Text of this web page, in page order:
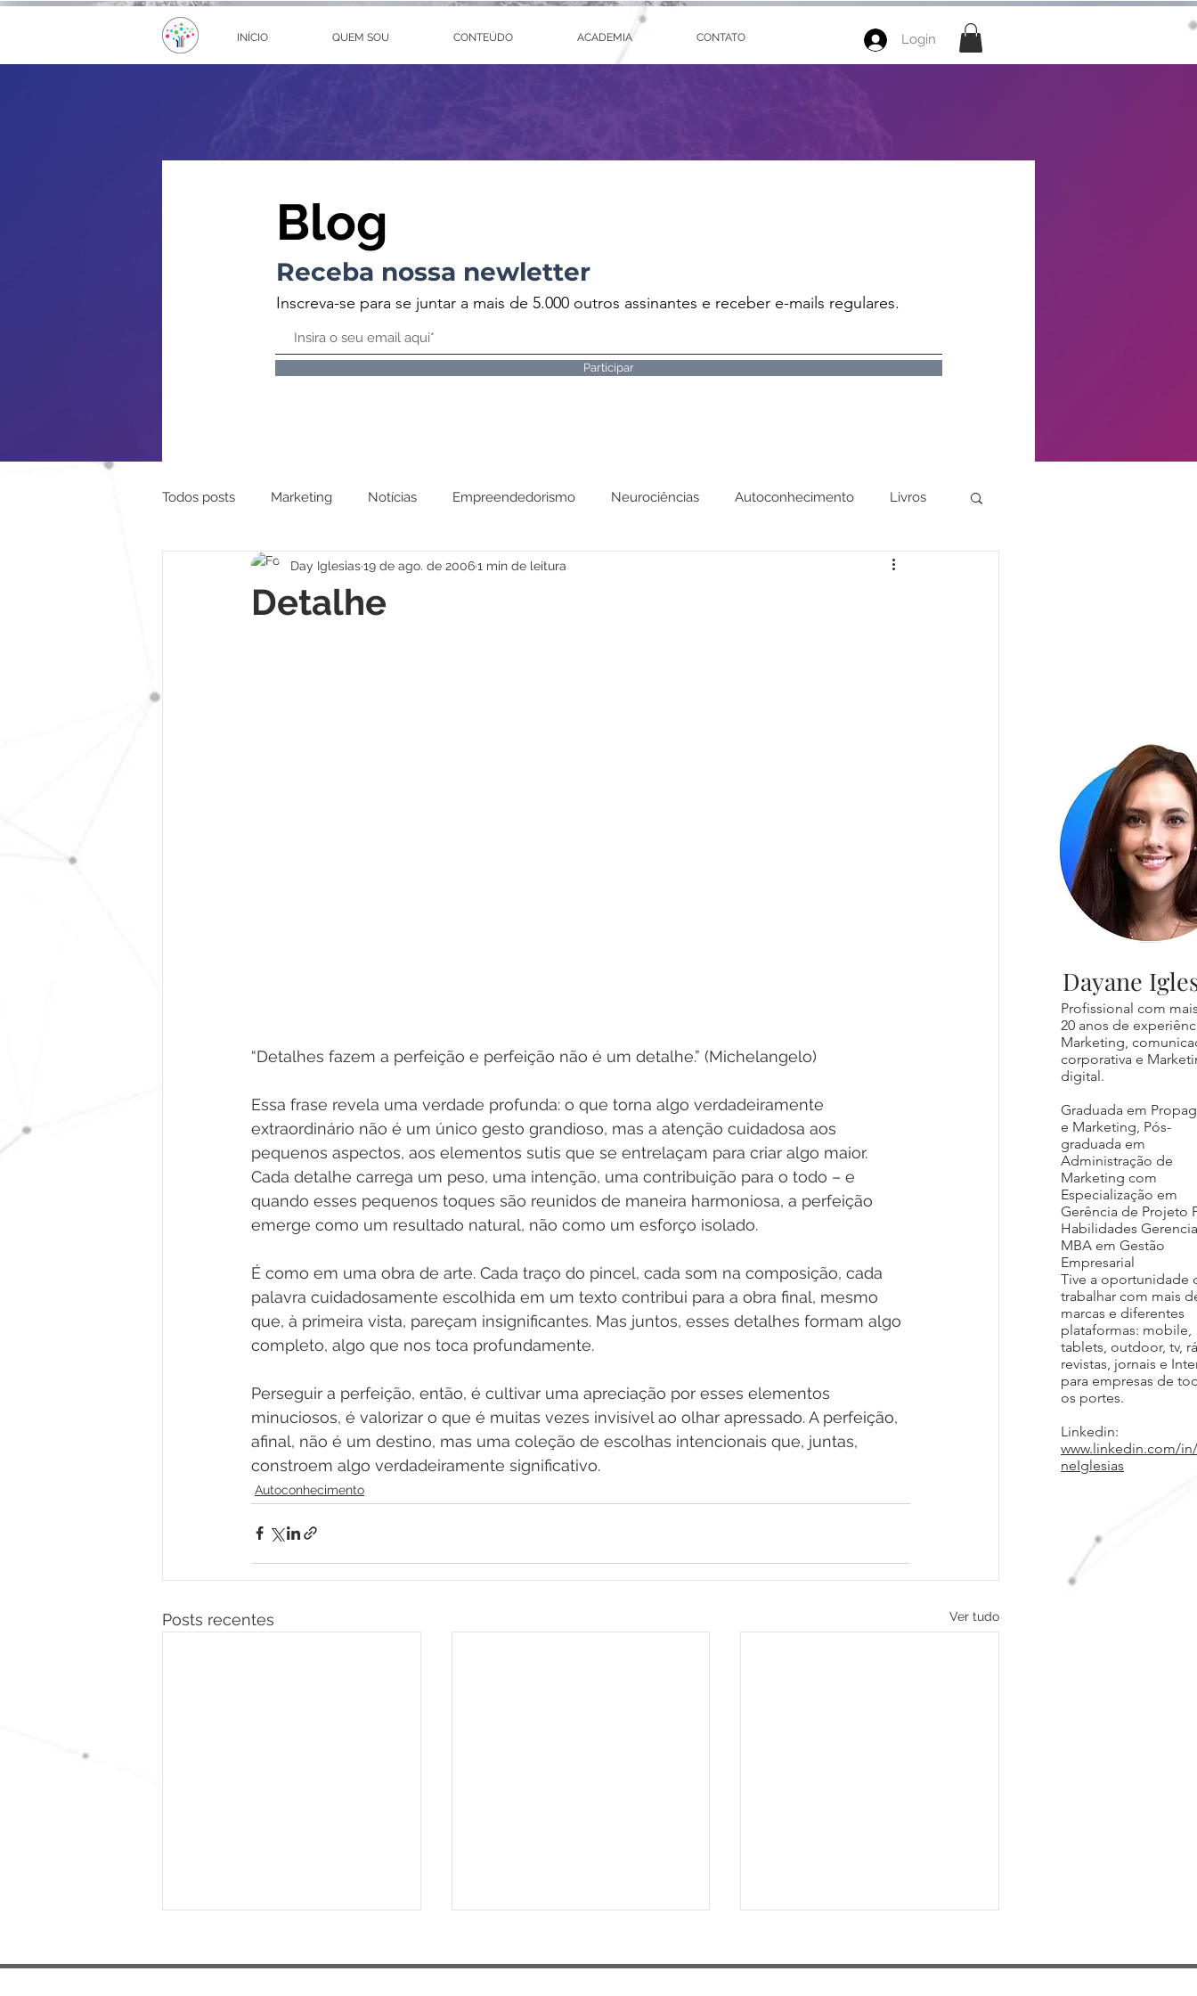
INÍCIO QUEM SOU CONTEÚDO ACADEMIA CONTATO Login
Blog
Receba nossa newletter
Inscreva-se para se juntar a mais de 5.000 outros assinantes e receber e-mails regulares.
Participar
Todos posts Marketing Notícias Empreendedorismo Neurociências Autoconhecimento Livros
Pessoal Mapa Mental Parábolas
Detalhe
Day Iglesias19 de ago. de 20061 min de leitura
“Detalhes fazem a perfeição e perfeição não é um detalhe.” (Michelangelo)
Essa frase revela uma verdade profunda: o que torna algo verdadeiramente
extraordinário não é um único gesto grandioso, mas a atenção cuidadosa aos
pequenos aspectos, aos elementos sutis que se entrelaçam para criar algo maior.
Cada detalhe carrega um peso, uma intenção, uma contribuição para o todo – e
quando esses pequenos toques são reunidos de maneira harmoniosa, a perfeição
emerge como um resultado natural, não como um esforço isolado.
É como em uma obra de arte. Cada traço do pincel, cada som na composição, cada
palavra cuidadosamente escolhida em um texto contribui para a obra final, mesmo
que, à primeira vista, pareçam insignificantes. Mas juntos, esses detalhes formam algo
completo, algo que nos toca profundamente.
Perseguir a perfeição, então, é cultivar uma apreciação por esses elementos
minuciosos, é valorizar o que é muitas vezes invisível ao olhar apressado. A perfeição,
afinal, não é um destino, mas uma coleção de escolhas intencionais que, juntas,
constroem algo verdadeiramente significativo.
Autoconhecimento
Posts recentes Ver tudo
Dayane
Profissional com
20 anos de
Marketing,
corporativa e
digital.
Graduada em
e Marketing, Pós-
graduada em
Administração de
Marketing com
Especialização em
Gerência de Projeto
Habilidades
MBA em Gestão
Empresarial
Tive a oportunidade
trabalhar com mais
marcas e diferentes
plataformas: mobile,
tablets, outdoor, tv,
revistas, jornais e
para empresas de
os portes.
Linkedin:
www.linkedin.com/
neIglesias